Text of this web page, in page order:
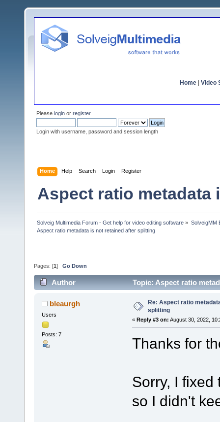
Home Video
Please login or register.
Login with username, password and session length
Home Help Search Login Register
Aspect ratio
Solveig Multimedia Forum - Get help for video editing software » SolveigMM
Aspect ratio metadata is not retained after splitting
Pages: [1 ] Go Down
Author Topic: Aspect ratio
bleaurgh
Users
Posts: 7
Re: Aspect ratio
splitting
« Reply #3 on: August 30, 2022,
Thanks for
Sorry, I fixed
so I didn't